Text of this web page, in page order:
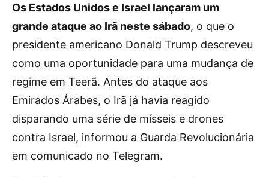
Os Estados Unidos e Israel lançaram um
grande ataque ao Irã neste sábado, o que o
presidente americano Donald Trump descreveu
como uma oportunidade para uma mudança de
regime em Teerã. Antes do ataque aos
Emirados Árabes, o Irã já havia reagido
disparando uma série de mísseis e drones
contra Israel, informou a Guarda Revolucionária
em comunicado no Telegram.